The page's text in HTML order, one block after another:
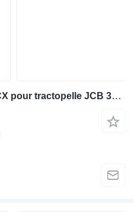
Attache rapide QHH-JCB3CX pour tractopelle JCB 3CX, 4CX, 8060, 8080